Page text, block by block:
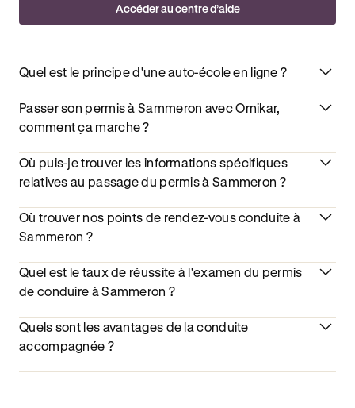
Accéder au centre d’aide
Quel est le principe d'une auto-école en ligne ?
Passer son permis à Sammeron avec Ornikar,
comment ça marche ?
Où puis-je trouver les informations spécifiques
relatives au passage du permis à Sammeron ?
Où trouver nos points de rendez-vous conduite à
Sammeron ?
Quel est le taux de réussite à l'examen du permis
de conduire à Sammeron ?
Quels sont les avantages de la conduite
accompagnée ?